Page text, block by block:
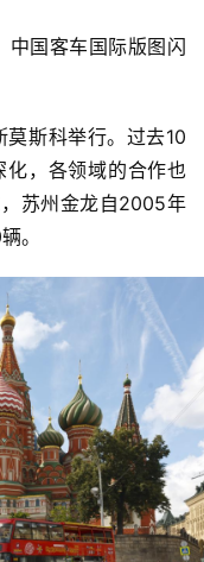
国客车国际版图闪
斯科举行。过去10
，各领域的合作也
苏州金龙自2005年
。